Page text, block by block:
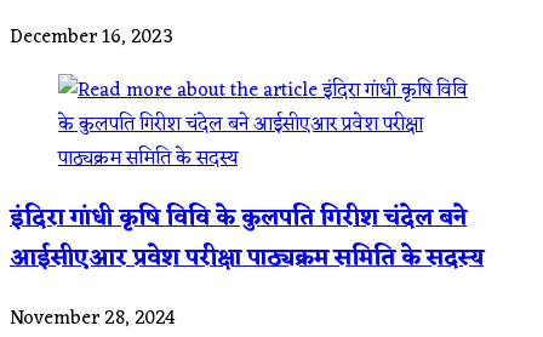
December 16, 2023
इंदिरा गांधी कृषि विवि के कुलपति गिरीश चंदेल बने
आईसीएआर प्रवेश परीक्षा पाठ्यक्रम समिति के सदस्य
November 28, 2024